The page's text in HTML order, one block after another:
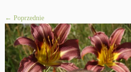
← Poprzednie